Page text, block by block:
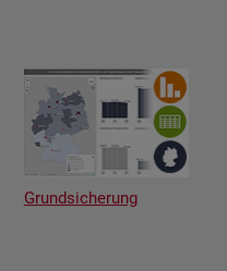
Grundsicherung